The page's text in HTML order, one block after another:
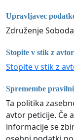
Upravljavec
Združenje
Stopite v stik z
Stopite v stik z
Spremembe
Ta politika
avtor peticije. Če
informacije se